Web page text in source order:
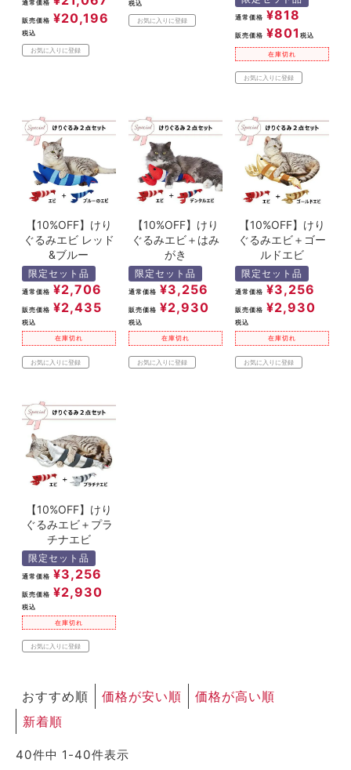
通常価格
販売価格 ¥20,196
税込
お気に入りに登録
税込
お気に入りに登録 通常価格 ¥818
販売価格 ¥801 税込
在庫切れ
お気に入りに登録
【10%OFF】けり
ぐるみエビ レッド
&ブルー
限定セット品
通常価格 ¥2,706
販売価格 ¥2,435
税込
在庫切れ
お気に入りに登録
【10%OFF】けり
ぐるみエビ＋はみ
がき
限定セット品
通常価格 ¥3,256
販売価格 ¥2,930
税込
在庫切れ
お気に入りに登録
【10%OFF】けり
ぐるみエビ＋ゴー
ルドエビ
限定セット品
通常価格 ¥3,256
販売価格 ¥2,930
税込
在庫切れ
お気に入りに登録
【10%OFF】けり
ぐるみエビ＋プラ
チナエビ
限定セット品
通常価格 ¥3,256
販売価格 ¥2,930
税込
在庫切れ
お気に入りに登録
おすすめ順 価格が安い順
価格が高い順
新着順
40件中 1 -40件表示